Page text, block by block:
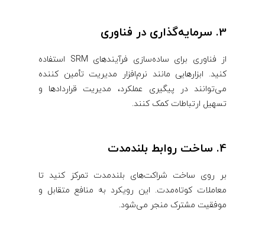
3. سرمایه‌گذاری در فناوری
از فناوری برای ساده‌سازی فرآیندهای SRM استفاده
کنید. ابزارهایی مانند نرم‌افزار مدیریت تأمین‌ کننده
می‌توانند در پیگیری عملکرد، مدیریت قراردادها و
تسهیل ارتباطات کمک کنند.
4. ساخت روابط بلندمدت
بر روی ساخت شراکت‌های بلندمدت تمرکز کنید تا
معاملات کوتاه‌مدت. این رویکرد به منافع متقابل و
موفقیت مشترک منجر می‌شود.